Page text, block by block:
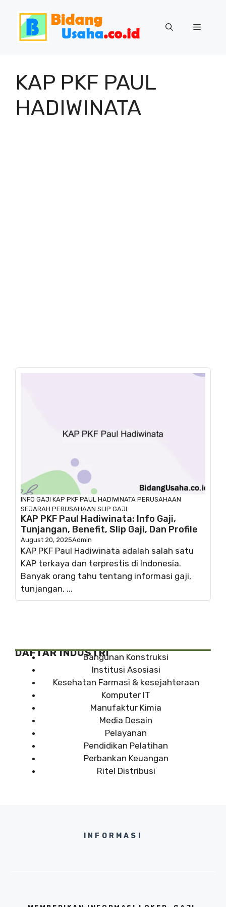
Menu
KAP PKF PAUL
HADIWINATA
INFO GAJI KAP PKF PAUL HADIWINATA PERUSAHAAN
SEJARAH PERUSAHAAN SLIP GAJI
KAP PKF Paul Hadiwinata: Info Gaji,
Tunjangan, Benefit, Slip Gaji, Dan Profile
August 20, 2025Admin
KAP PKF Paul Hadiwinata adalah salah satu
KAP terkaya dan terprestis di Indonesia.
Banyak orang tahu tentang informasi gaji,
tunjangan, ...
DAFTAR INDUSTRIBangunan Konstruksi
Institusi Asosiasi
Kesehatan Farmasi & kesejahteraan
Komputer IT
Manufaktur Kimia
Media Desain
Pelayanan
Pendidikan Pelatihan
Perbankan Keuangan
Ritel Distribusi
INFORMASI